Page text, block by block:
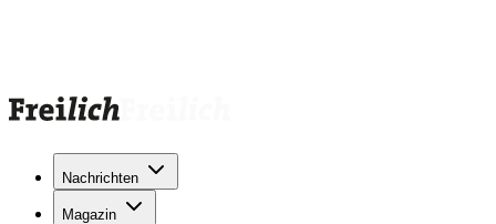
Nachrichten
Magazin